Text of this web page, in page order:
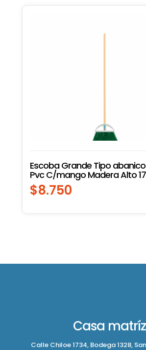
Escoba Grande Tipo
Pvc C/mango Madera Alto
$8.750
Casa matríz
Calle Chiloe 1734, Bodega 1328,